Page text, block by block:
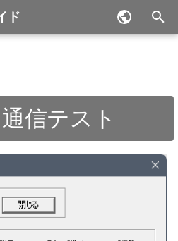
ド
信テスト